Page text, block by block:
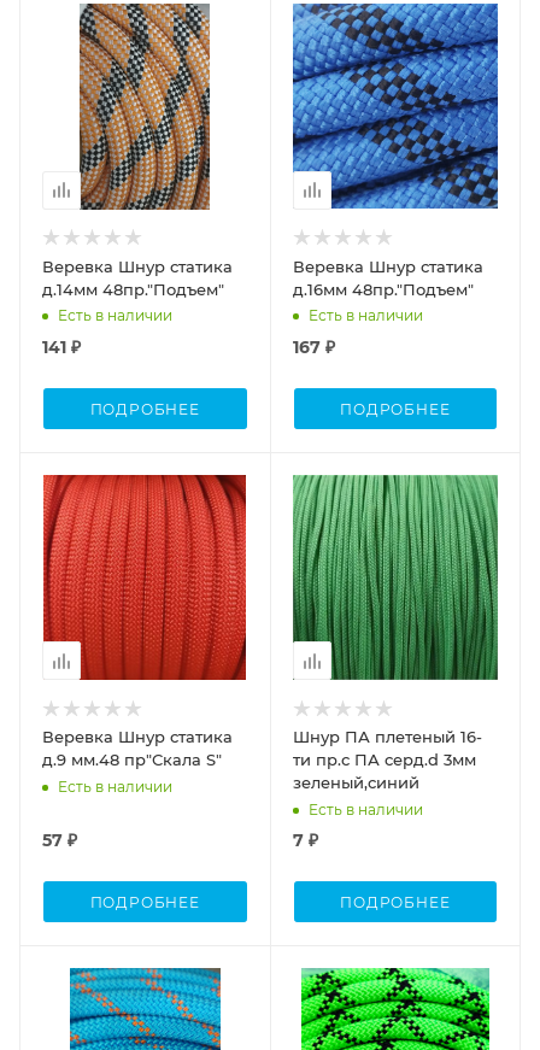
Веревка Шнур статика
д.14мм 48пр."Подъем"
Есть в наличии
141 ₽
ПОДРОБНЕЕ
Веревка Шнур статика
д.16мм 48пр."Подъем"
Есть в наличии
167 ₽
ПОДРОБНЕЕ
Веревка Шнур статика
д.9 мм.48 пр"Скала S"
Есть в наличии
57 ₽
ПОДРОБНЕЕ
Шнур ПА плетеный 16-
ти пр.с ПА серд.d 3мм
зеленый,синий
Есть в наличии
7 ₽
ПОДРОБНЕЕ